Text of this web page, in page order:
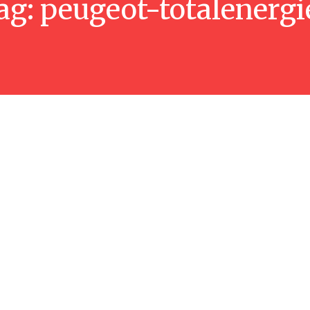
peugeot-